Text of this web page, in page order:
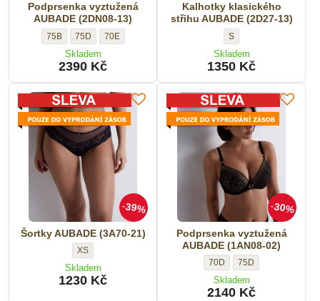
Podprsenka vyztužená
AUBADE (2DN08-13)
Podprsenka
vyztužená
AUBADE
13)
-
Velikost:
75B
Podprsenka
vyztužená
AUBADE
13)
-
Velikost:
75D
Podprsenka
AUBADE
13)
-
Velikost:
70E
Skladem
2390 Kč
Kalhotky klasického
střihu AUBADE (2D27-13)
Kalhotky
klasického
střihu
(2D27-
13)
-
Velikost:
S
Skladem
1350 Kč
39%
Šortky AUBADE (3A70-21)
Šortky
AUBADE
(3A70-
XS
Skladem
1230 Kč
30%
Podprsenka vyztužená
AUBADE (1AN08-02)
Podprsenka
vyztužená
AUBADE
70D
Podprsenka
vyztužená
AUBADE
75D
Skladem
2140 Kč